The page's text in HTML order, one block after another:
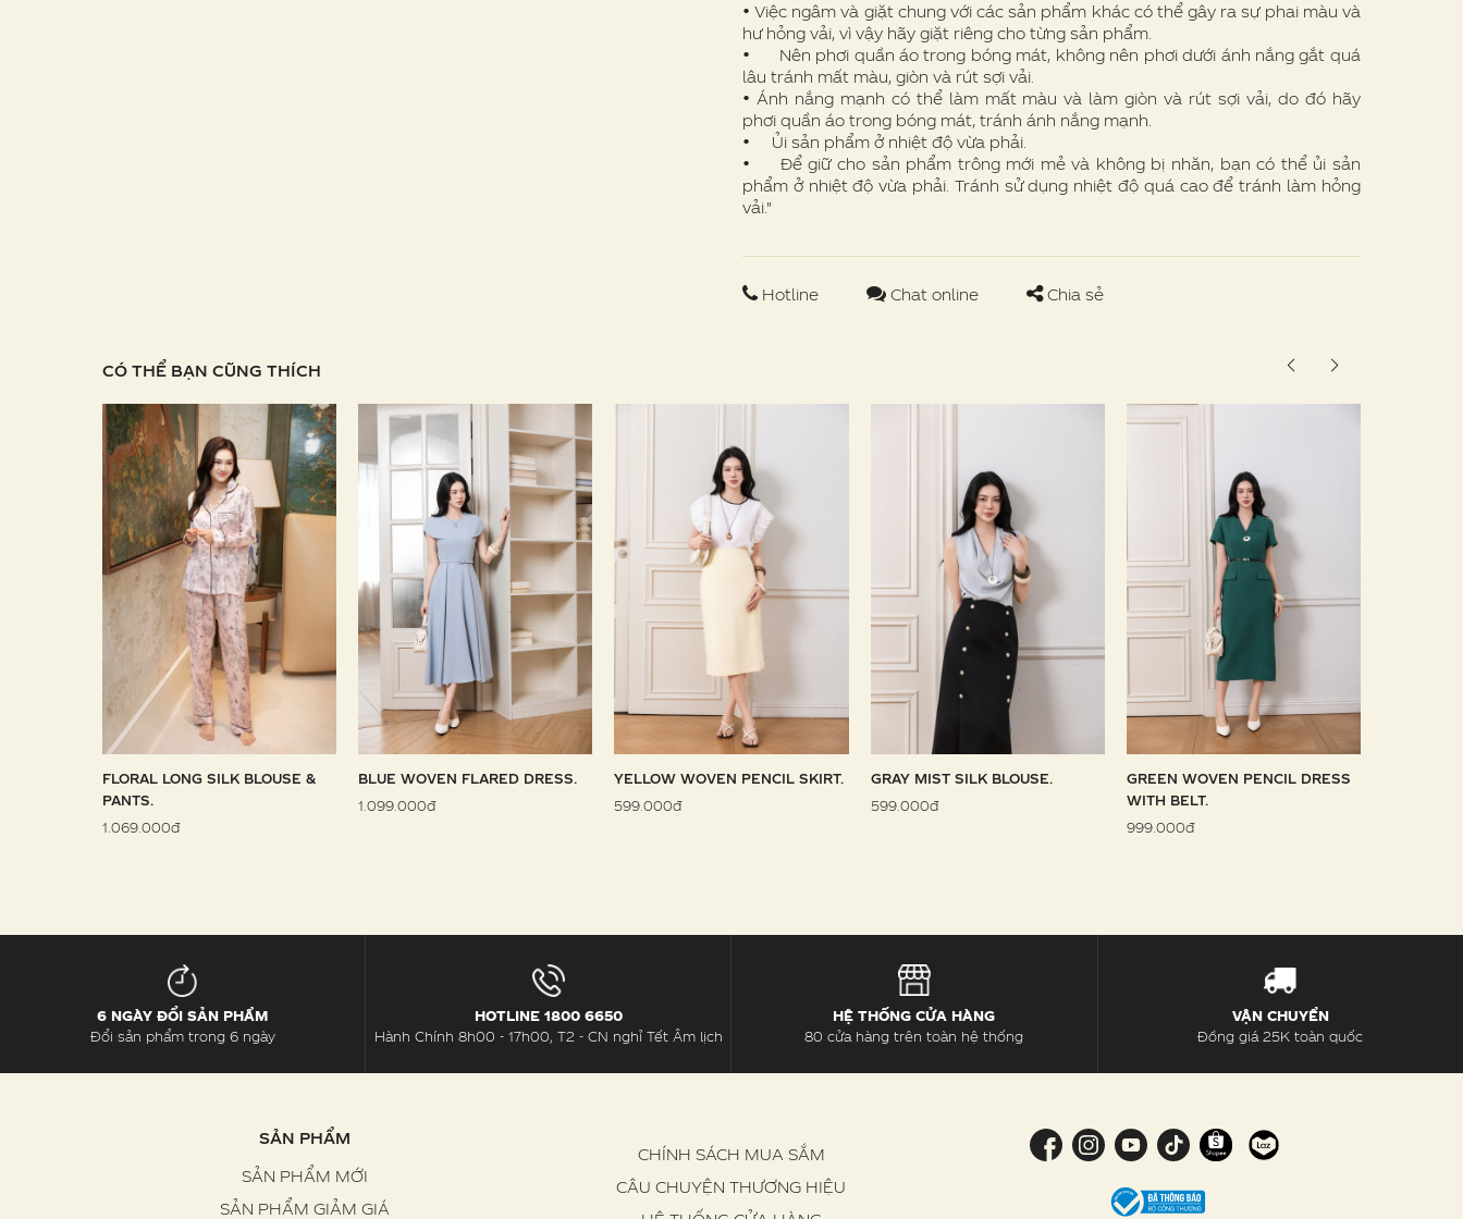
• Việc ngâm và giặt chung với các sản phẩm khác có thể gây ra sự phai màu và
hư hỏng vải, vì vậy hãy giặt riêng cho từng sản phẩm.
• Nên phơi quần áo trong bóng mát, không nên phơi dưới ánh nắng gắt quá
lâu tránh mất màu, giòn và rút sợi vải.
• Ánh nắng mạnh có thể làm mất màu và làm giòn và rút sợi vải, do đó hãy
phơi quần áo trong bóng mát, tránh ánh nắng mạnh.
• Ủi sản phẩm ở nhiệt độ vừa phải.
• Để giữ cho sản phẩm trông mới mẻ và không bị nhăn, bạn có thể ủi sản
phẩm ở nhiệt độ vừa phải. Tránh sử dụng nhiệt độ quá cao để tránh làm hỏng
vải."
Hotline Chat online Chia sẻ
CÓ THỂ BẠN CŨNG THÍCH
FLORAL LONG SILK BLOUSE &
PANTS.
1.069.000đ
BLUE WOVEN FLARED DRESS.
1.099.000đ
YELLOW WOVEN PENCIL SKIRT.
599.000đ
GRAY MIST SILK BLOUSE.
599.000đ
GREEN WOVEN PENCIL DRESS
WITH BELT.
999.000đ
6 NGÀY ĐỔI SẢN PHẨM
Đổi sản phẩm trong 6 ngày
HOTLINE 1800 6650
Hành Chính 8h00 - 17h00, T2 - CN nghỉ Tết Âm lịch
HỆ THỐNG CỬA HÀNG
80 cửa hàng trên toàn hệ thống
VẬN CHUYỂN
Đồng giá 25K toàn quốc
SẢN PHẨM
SẢN PHẨM MỚI
SẢN PHẨM GIẢM GIÁ
CHÍNH SÁCH MUA SẮM
CÂU CHUYỆN THƯƠNG HIỆU